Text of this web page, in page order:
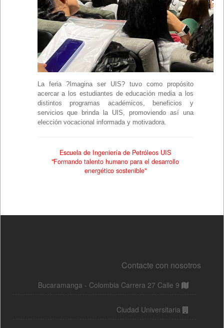
Contacte con nosotros
Bucaramanga - Colombia Carrera 27 Calle 9
Ciudad Universitaria